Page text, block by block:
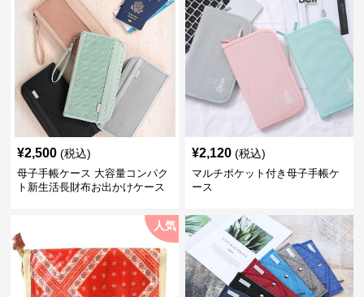
¥2,500 (税込)
母子手帳ケース 大容量コンパク
ト新生活長財布お出かけケース
¥2,120 (税込)
マルチポケット付き母子手帳ケ
ース
人気